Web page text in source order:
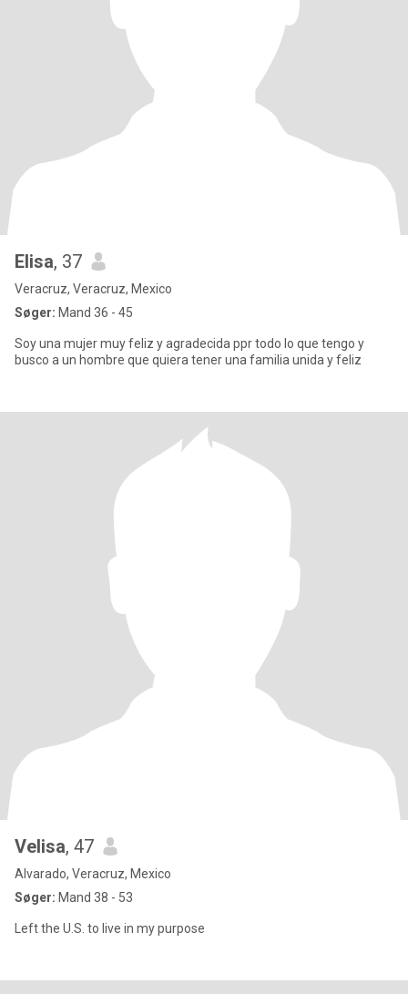
Elisa, 37
Veracruz, Veracruz, Mexico
Søger: Mand 36 - 45
Soy una mujer muy feliz y agradecida ppr todo lo que tengo y
busco a un hombre que quiera tener una familia unida y feliz
Velisa, 47
Alvarado, Veracruz, Mexico
Søger: Mand 38 - 53
Left the U.S. to live in my purpose